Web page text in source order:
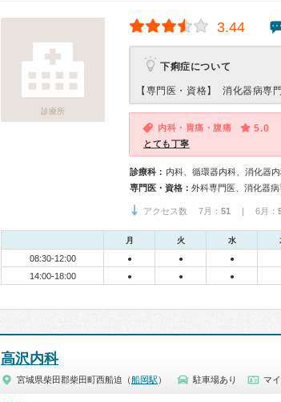
診療所
3.44
下痢症について
【専門医・資格】 消化器病専
内科・胃痛・腹痛 5.0
とても丁寧
診療科： 内科、循環器内科、消化器
専門医・資格：
アクセス数 7月： 51 | 6月：
月 火 水
08:30-12:00 ● ● ●
14:00-18:00 ● ● ●
高沢内科
宮城県柴田郡柴田町西船迫（船岡駅 ） 駐車場あり マ